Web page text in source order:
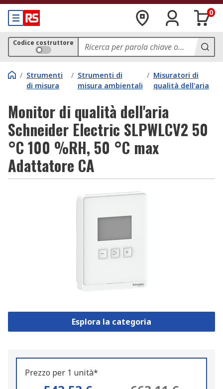
0
Codice costruttore
/ Strumenti
di misura
/ Strumenti di
misura ambientali
/ Misuratori di
qualità dell'aria
Monitor di qualità dell'aria
Schneider Electric SLPWLCV2 50
°C 100 %RH, 50 °C max
Adattatore CA
Esplora la categoria
Prezzo per 1 unità*